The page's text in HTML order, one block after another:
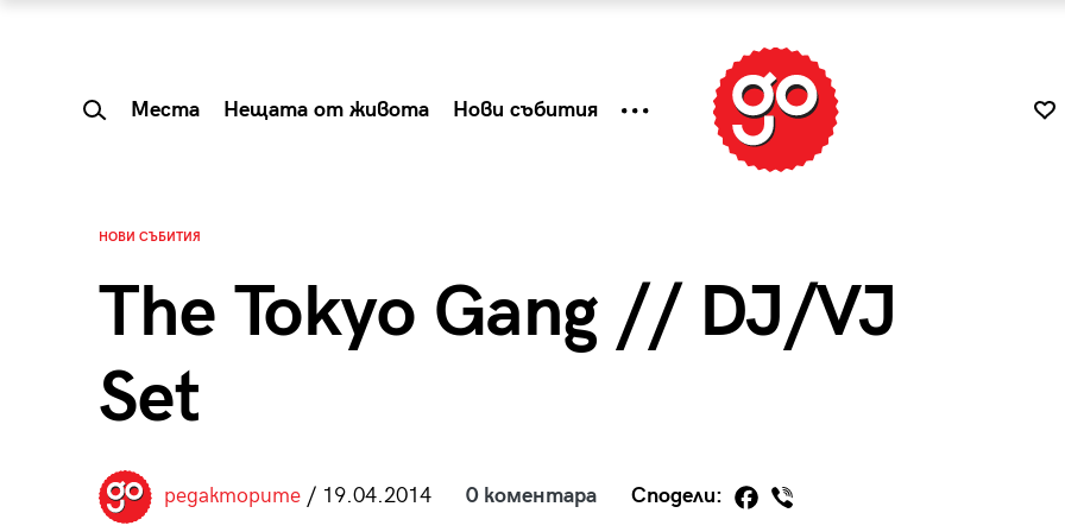
Места Нещата от живота Нови събития
НОВИ СЪБИТИЯ
The Tokyo Gang // DJ/VJ
Set
редакторите/ 19.04.2014 0 коментара Сподели:
Summer Prelude: как
Tender is the Wine – Какво